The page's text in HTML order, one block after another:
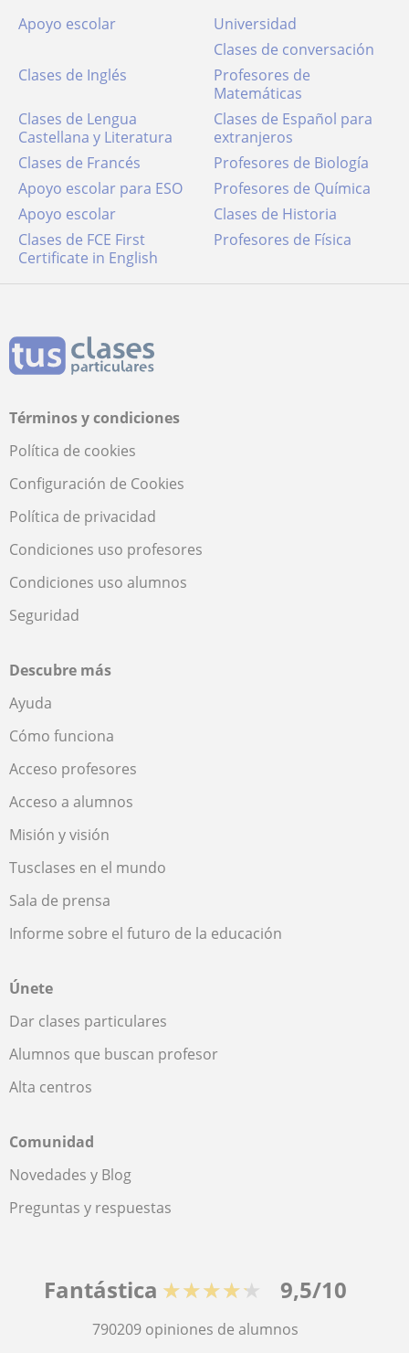
Apoyo escolar
Universidad
Clases de conversación
Clases de Inglés
Profesores de
Matemáticas
Clases de Lengua
Castellana y Literatura
Clases de Español para
extranjeros
Clases de Francés
Profesores de Biología
Apoyo escolar para ESO
Profesores de Química
Apoyo escolar
Clases de Historia
Clases de FCE First
Certificate in English
Profesores de Física
Términos y condiciones
Política de cookies
Configuración de Cookies
Política de privacidad
Condiciones uso profesores
Condiciones uso alumnos
Seguridad
Descubre más
Ayuda
Cómo funciona
Acceso profesores
Acceso a alumnos
Misión y visión
Tusclases en el mundo
Sala de prensa
Informe sobre el futuro de la educación
Únete
Dar clases particulares
Alumnos que buscan profesor
Alta centros
Comunidad
Novedades y Blog
Preguntas y respuestas
Fantástica ★★★★★ 9,5/10
790209 opiniones de alumnos